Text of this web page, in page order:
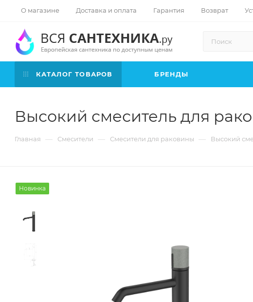
О магазине Доставка и оплата Гарантия Возврат
КАТАЛОГ ТОВАРОВ БРЕНДЫ
Высокий смеситель для
Главная — Смесители — Смесители для раковины — Высокий
Новинка